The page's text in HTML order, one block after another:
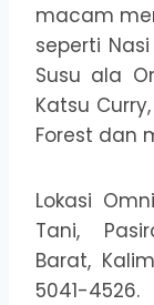
macam
seperti
Susu ala
Katsu
Forest dan
Lokasi
Tani,
Barat,
5041-